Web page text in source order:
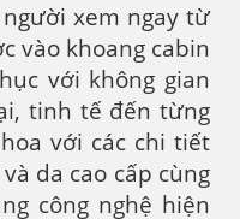
xem ngay từ
vào khoang cabin
với không gian
tinh tế đến từng
với các chi tiết
da cao cấp cùng
công nghệ hiện